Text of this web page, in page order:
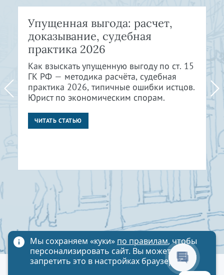
Упущенная выгода: расчет,
доказывание, судебная
практика 2026
Как взыскать упущенную выгоду по ст. 15
ГК РФ — методика расчёта, судебная
практика 2026, типичные ошибки истцов.
Юрист по экономическим спорам.
ЧИТАТЬ СТАТЬЮ
Политика обработки персональных данных
Мы сохраняем «куки» по правилам, чтобы
персонализировать сайт. Вы можете
запретить это в настройках браузера